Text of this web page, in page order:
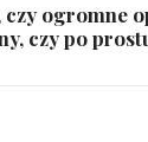
ogromne
czy po